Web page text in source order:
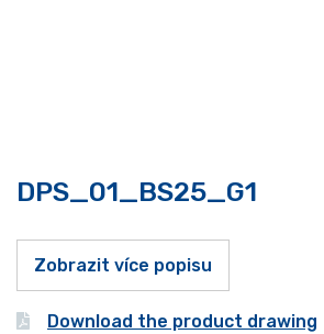
DPS_01_BS25_G1
Zobrazit více popisu
Download the product drawing